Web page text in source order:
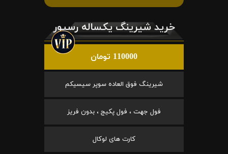
خرید شیرینگ یکساله رسیور
110000 تومان
شیرینگ فوق العاده سوپر سیسیکم
فول جهت ، فول پکیج ، بدون فریز
کارت های لوکال